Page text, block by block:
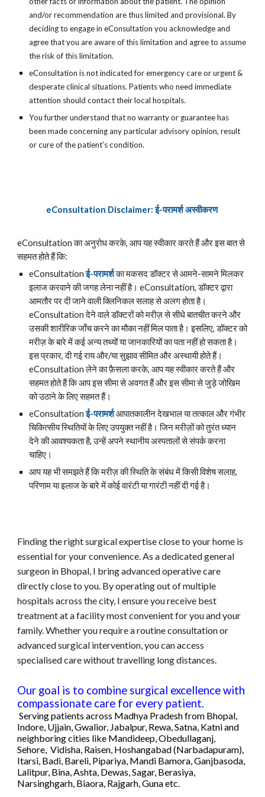
and/or recommendation are thus limited and provisional. By
deciding to engage in eConsultation you acknowledge and
agree that you are aware of this limitation and agree to assume
the risk of this limitation.
eConsultation is not indicated for emergency care or urgent &
desperate clinical situations. Patients who need immediate
attention should contact their local hospitals.
You further understand that no warranty or guarantee has
been made concerning any particular advisory opinion, result
or cure of the patient's condition.
eConsultation Disclaimer:ई-परामर्शअस्वीकरण
eConsultation का अनुरोध करके, आप यह स्वीकार करते हैं और इस बात से
सहमत होते हैं कि:
eConsultationई-परामर्शका मकसद डॉक्टर से आमने-सामने मिलकर
इलाज करवाने की जगह लेना नहीं है। eConsultation, डॉक्टर द्वारा
आमतौर पर दी जाने वाली क्लिनिकल सलाह से अलग होता है।
eConsultation देने वाले डॉक्टरों को मरीज़ से सीधे बातचीत करने और
उसकी शारीरिक जाँच करने का मौका नहीं मिल पाता है। इसलिए, डॉक्टर को
मरीज़ के बारे में कई अन्य तथ्यों या जानकारियों का पता नहीं हो सकता है।
इस प्रकार, दी गई राय और/या सुझाव सीमित और अस्थायी होते हैं।
eConsultation लेने का फ़ैसला करके, आप यह स्वीकार करते हैं और
सहमत होते हैं कि आप इस सीमा से अवगत हैं और इस सीमा से जुड़े जोखिम
को उठाने के लिए सहमत हैं।
eConsultationई-परामर्शआपातकालीन देखभाल या तत्काल और गंभीर
चिकित्सीय स्थितियों के लिए उपयुक्त नहीं है। जिन मरीज़ों को तुरंत ध्यान
देने की आवश्यकता है, उन्हें अपने स्थानीय अस्पतालों से संपर्क करना
चाहिए।
आप यह भी समझते हैं कि मरीज़ की स्थिति के संबंध में किसी विशेष सलाह,
परिणाम या इलाज के बारे में कोई वारंटी या गारंटी नहीं दी गई है।
Finding the right surgical expertise close to your home is
essential for your convenience. As a dedicated general
surgeon in Bhopal, I bring advanced operative care
directly close to you. By operating out of multiple
hospitals across the city, I ensure you receive best
treatment at a facility most convenient for you and your
family. Whether you require a routine consultation or
advancedsurgical intervention, you can access
specialised care without travelling long distances.
Our goal is to combine surgical excellence with
compassionate care for every patient.
Serving patients across Madhya Pradeshfrom Bhopal,
Indore, Ujjain, Gwalior, Jabalpur, Rewa, Satna, Katniand
neighboring cities like Mandideep, Obedullaganj,
Sehore, Vidisha, Raisen, Hoshangabad (Narbadapuram),
Itarsi, Badi, Bareli, Pipariya, Mandi Bamora, Ganjbasoda,
Lalitpur, Bina, Ashta, Dewas, Sagar, Berasiya,
Narsinghgarh, Biaora, Rajgarh, Guna etc.